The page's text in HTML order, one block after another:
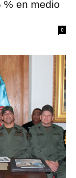
% en medio
0